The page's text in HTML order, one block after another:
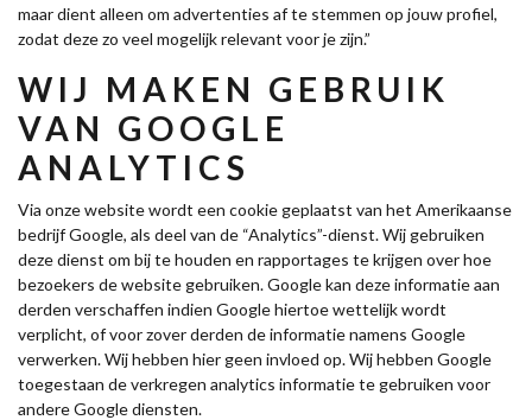
maar dient alleen om advertenties af te stemmen op jouw profiel,
zodat deze zo veel mogelijk relevant voor je zijn.”
WIJ MAKEN GEBRUIK
VAN GOOGLE
ANALYTICS
Via onze website wordt een cookie geplaatst van het Amerikaanse
bedrijf Google, als deel van de “Analytics”-dienst. Wij gebruiken
deze dienst om bij te houden en rapportages te krijgen over hoe
bezoekers de website gebruiken. Google kan deze informatie aan
derden verschaffen indien Google hiertoe wettelijk wordt
verplicht, of voor zover derden de informatie namens Google
verwerken. Wij hebben hier geen invloed op. Wij hebben Google
toegestaan de verkregen analytics informatie te gebruiken voor
andere Google diensten.